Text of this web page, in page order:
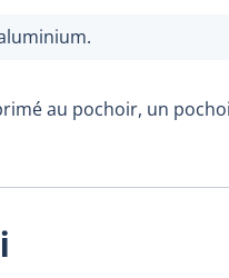
au pochoir, un